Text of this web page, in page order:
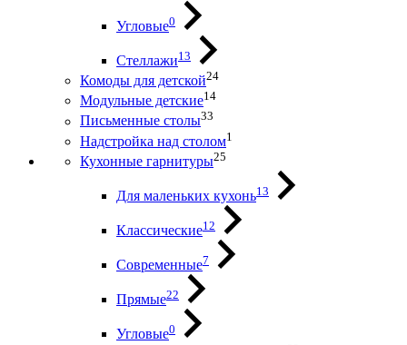
Угловые0
Стеллажи13
Комоды для детской24
Модульные детские14
Письменные столы33
Надстройка над столом1
Кухонные гарнитуры25
Для маленьких кухонь13
Классические12
Современные7
Прямые22
Угловые0